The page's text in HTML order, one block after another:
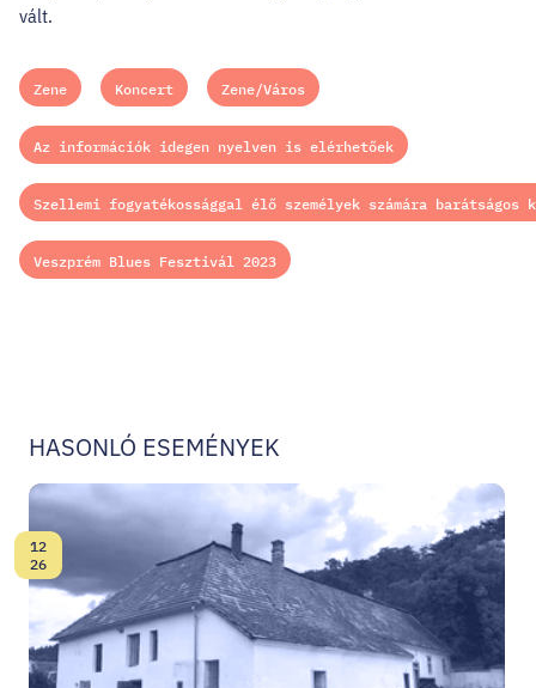
vált.
Zene Koncert Zene/Város
Az információk idegen nyelven is elérhetőek
Szellemi fogyatékossággal élő személyek számára barátságos
Veszprém Blues Fesztivál 2023
HASONLÓ ESEMÉNYEK
Dátum:
12
26